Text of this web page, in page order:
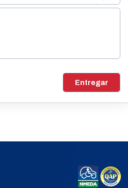
Entregar